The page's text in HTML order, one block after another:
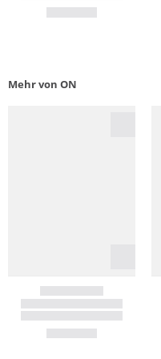
Mehr von ON